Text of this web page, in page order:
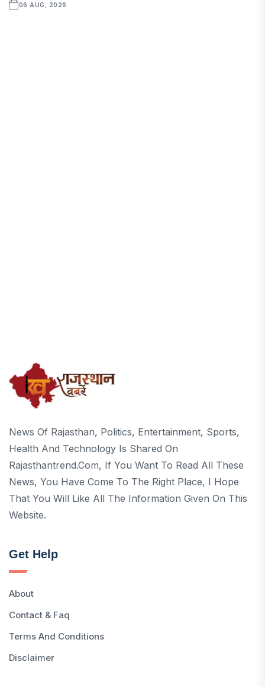
06 AUG, 2026
News Of Rajasthan, Politics, Entertainment, Sports,
Health And Technology Is Shared On
Rajasthantrend.com, If You Want To Read All These
News, You Have Come To The Right Place, I Hope
That You Will Like All The Information Given On This
Website.
Get Help
About
Contact & Faq
Terms And Conditions
Disclaimer